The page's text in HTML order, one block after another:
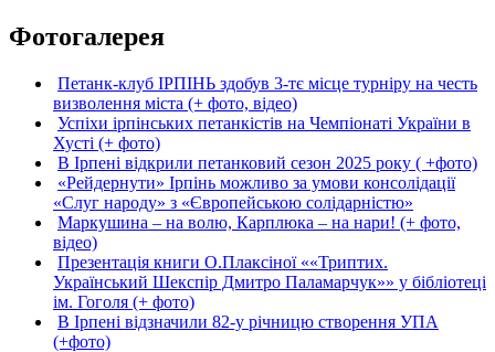
Фотогалерея
Петанк-клуб ІРПІНЬ здобув 3-тє місце турніру на честь
визволення міста (+ фото, відео)
Успіхи ірпінських петанкістів на Чемпіонаті України в
Хусті (+ фото)
В Ірпені відкрили петанковий сезон 2025 року ( +фото)
«Рейдернути» Ірпінь можливо за умови консолідації
«Слуг народу» з «Європейською солідарністю»
Маркушина – на волю, Карплюка – на нари! (+ фото,
відео)
Презентація книги О.Плаксіної ««Триптих.
Український Шекспір Дмитро Паламарчук»» у бібліотеці
ім. Гоголя (+ фото)
В Ірпені відзначили 82-у річницю створення УПА
(+фото)